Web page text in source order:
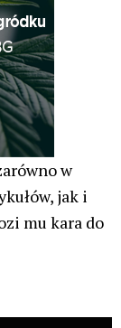
w
jak i
mu kara do